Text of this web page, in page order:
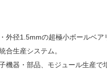
外径1.5mmの超極小ボールベ
合生産システム。
機器・部品、モジュール生産